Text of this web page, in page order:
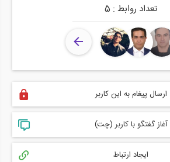
تعداد روابط : 5
ارسال پیغام به این کاربر
آغاز گفتگو با کاربر (چت)
ایجاد ارتباط